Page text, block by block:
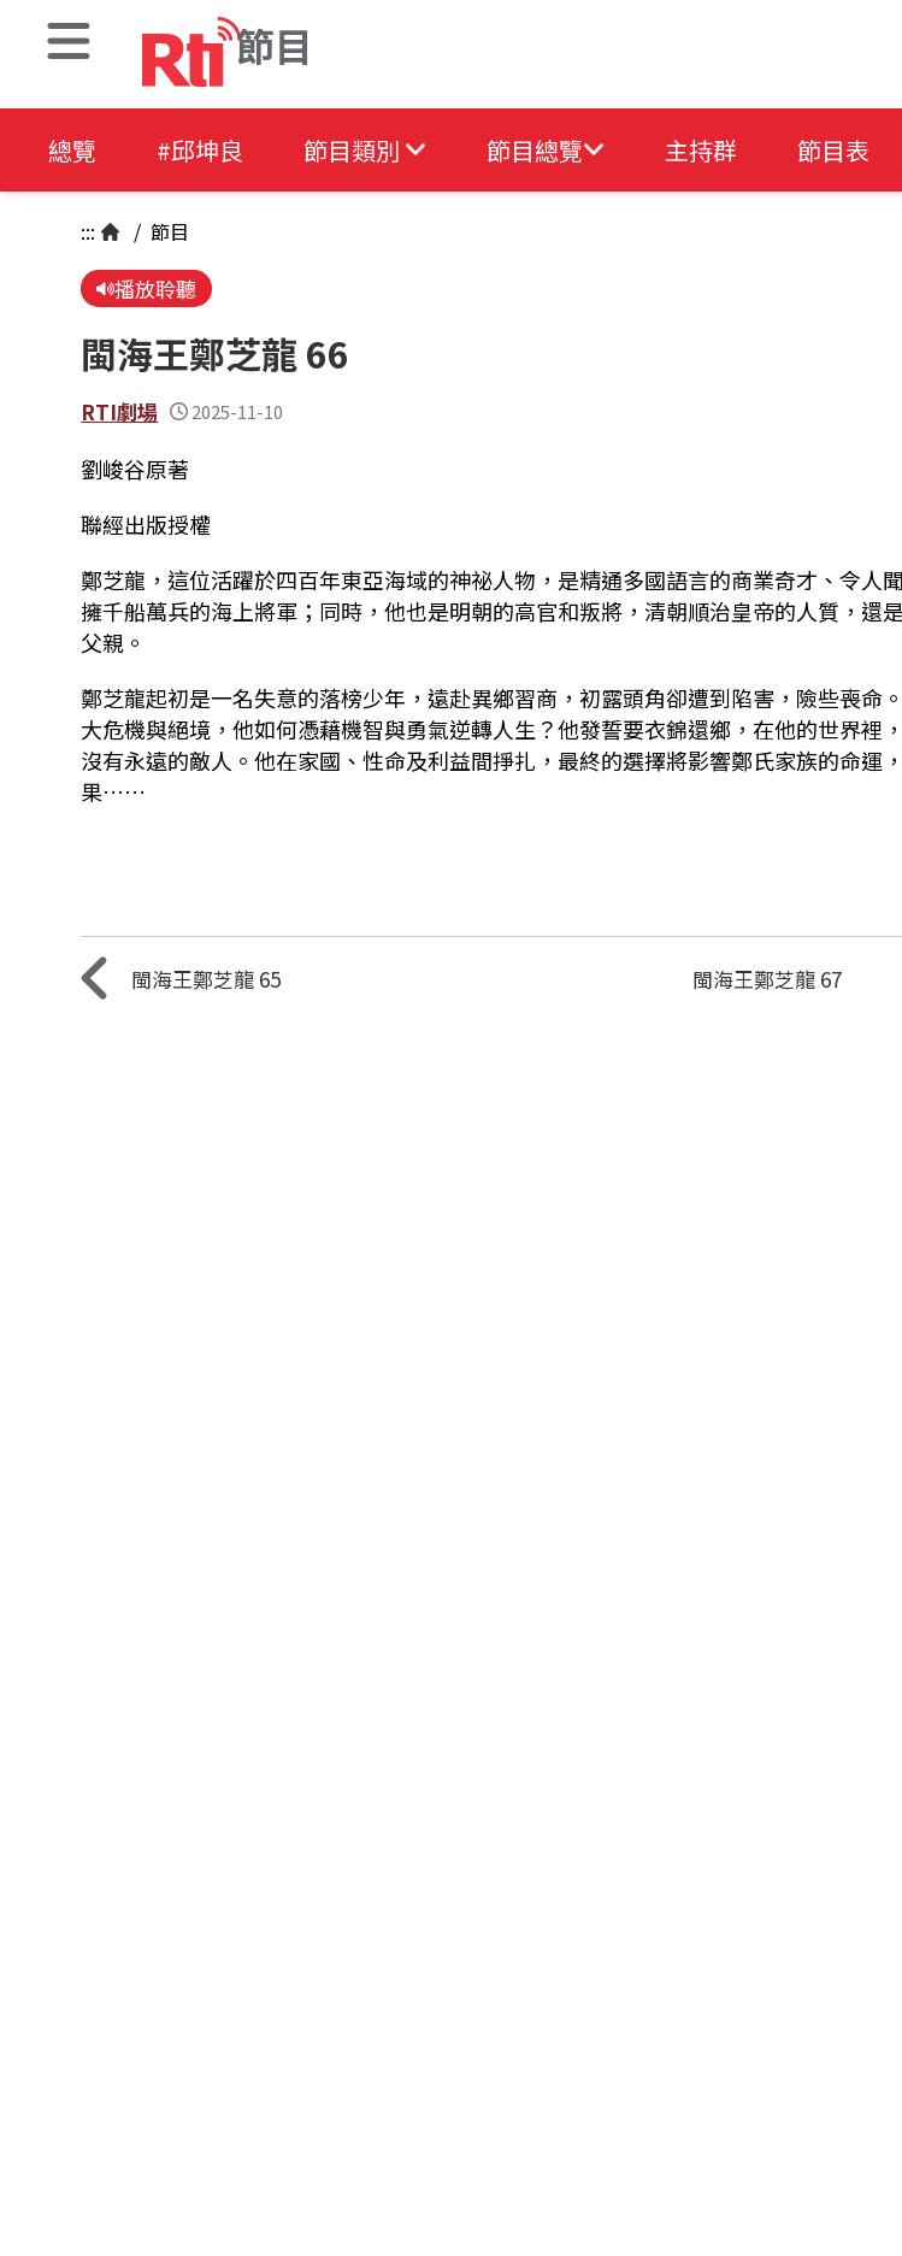
節目
總覽 #邱坤良 節目類別 節目總覽 主持群 節目表
::: / 節目
播放聆聽
閩海王鄭芝龍 66
RTI劇場 2025-11-10
劉峻谷原著
聯經出版授權
鄭芝龍，這位活躍於四百年東亞海域的神祕人物，是精通多國語言的商業奇才、令人
擁千船萬兵的海上將軍；同時，他也是明朝的高官和叛將，清朝順治皇帝的人質，還
父親。
鄭芝龍起初是一名失意的落榜少年，遠赴異鄉習商，初露頭角卻遭到陷害，險些喪命
大危機與絕境，他如何憑藉機智與勇氣逆轉人生？他發誓要衣錦還鄉，在他的世界裡
沒有永遠的敵人。他在家國、性命及利益間掙扎，最終的選擇將影響鄭氏家族的命運
果……
閩海王鄭芝龍 65 閩海王鄭芝龍 67